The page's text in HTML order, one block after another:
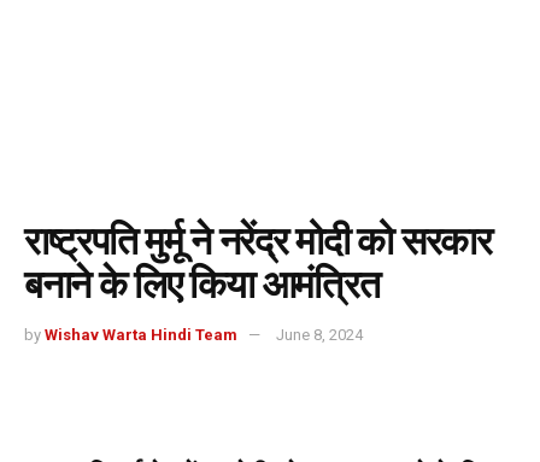
राष्ट्रपति मुर्मू ने नरेंद्र मोदी को सरकार
बनाने के लिए किया आमंत्रित
by Wishav Warta Hindi Team June 8, 2024